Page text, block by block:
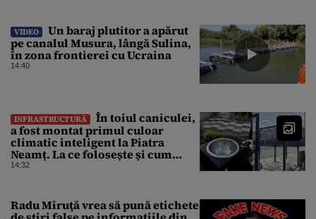
VIDEO
Un baraj plutitor a apărut
pe canalul Musura, lângă Sulina,
în zona frontierei cu Ucraina
14:40
INFRASTRUCTURĂ
În toiul caniculei,
a fost montat primul culoar
climatic inteligent la Piatra
Neamț. La ce folosește și cum
arată
14:32
Radu Miruţă vrea să pună etichete